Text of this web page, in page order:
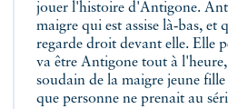
jouer l'histoire d'Antigone.
maigre qui est assise là‑bas, et
regarde droit devant elle. Elle
va être Antigone tout à
soudain de la maigre jeune
que personne ne prenait au